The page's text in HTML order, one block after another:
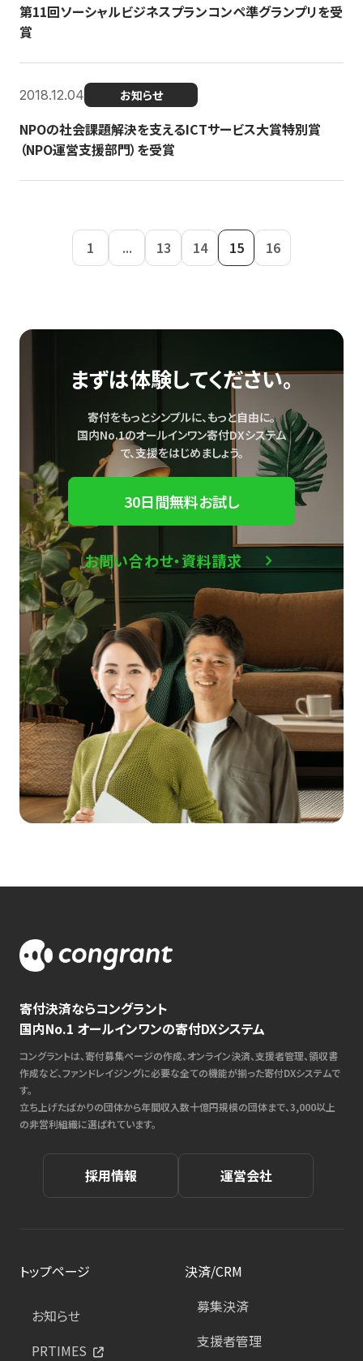
第11回ソーシャルビジネスプランコンペ準グランプリを受
賞
2018.12.04 お知らせ
NPOの社会課題解決を支えるICTサービス大賞特別賞
（NPO運営支援部門）を受賞
1 ... 13 14 15 16
まずは体験してください。
寄付をもっとシンプルに、もっと自由に。
国内No.1のオールインワン寄付DXシステム
で、支援をはじめましょう。
30日間無料お試し
お問い合わせ・資料請求
寄付決済ならコングラント
国内No.1 オールインワンの寄付DXシステム
コングラントは、寄付募集ページの作成、オンライン決済、支援者管理、領収書
作成など、ファンドレイジングに必要な全ての機能が揃った寄付DXシステムで
す。
立ち上げたばかりの団体から年間収入数十億円規模の団体まで、3,000以上
の非営利組織に選ばれています。
採用情報 運営会社
トップページ
お知らせ
PRTIMES
決済/CRM
募集決済
支援者管理